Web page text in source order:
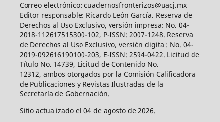
Correo electrónico: cuadernosfronterizos@uacj.mx
Editor responsable: Ricardo León García. Reserva de
Derechos al Uso Exclusivo, versión impresa: No. 04-
2018-112617515300-102, P-ISSN: 2007-1248. Reserva
de Derechos al Uso Exclusivo, versión digital: No. 04-
2019-092616190100-203, E-ISSN: 2594-0422. Licitud de
Título No. 14739, Licitud de Contenido No.
12312, ambos otorgados por la Comisión Calificadora
de Publicaciones y Revistas Ilustradas de la
Secretaría de Gobernación.
Sitio actualizado el 04 de agosto de 2026.